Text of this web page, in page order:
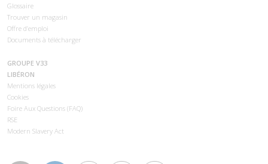
Glossaire
Trouver un magasin
Offre d’emploi
Documents à télécharger
GROUPE V33
LIBÉRON
Mentions légales
Cookies
Foire Aux Questions (FAQ)
RSE
Modern Slavery Act